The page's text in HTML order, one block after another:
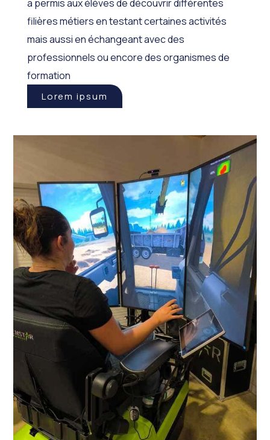
a permis aux élèves de découvrir différentes
filières métiers en testant certaines activités
mais aussi en échangeant avec des
professionnels ou encore des organismes de
formation
Lorem ipsum